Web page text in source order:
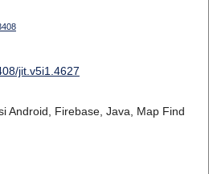
jit.v5i1.4627
Android, Firebase, Java, Map Find